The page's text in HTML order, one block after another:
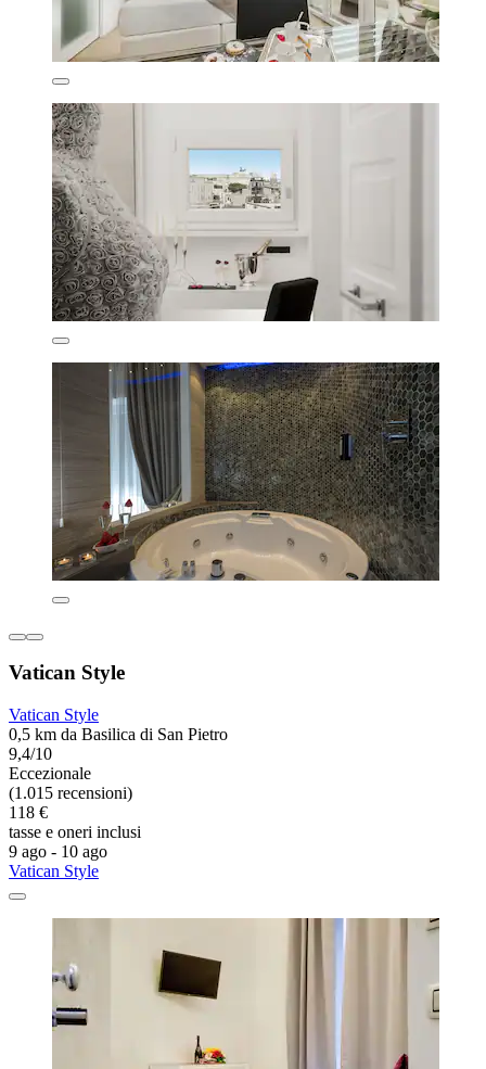
Vatican Style
Vatican Style
0,5 km da Basilica di San Pietro
9,4/10
Eccezionale
(1.015 recensioni)
118 €
tasse e oneri inclusi
9 ago - 10 ago
Vatican Style